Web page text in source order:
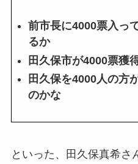
前市長に4000票入っ
るか
田久保市が4000票獲
田久保を4000人の方
のかな
といった、田久保真希さ